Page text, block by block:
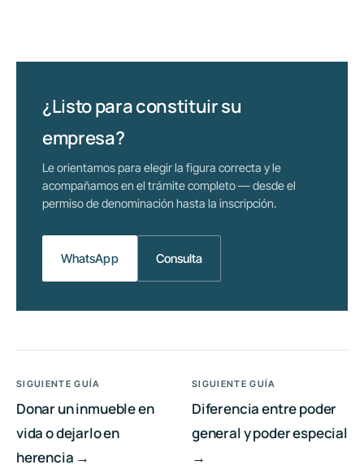
¿Listo para constituir su
empresa?
Le orientamos para elegir la figura correcta y le
acompañamos en el trámite completo — desde el
permiso de denominación hasta la inscripción.
WhatsApp Consulta
SIGUIENTE GUÍA
Donar un inmueble en
vida o dejarlo en
herencia →
SIGUIENTE GUÍA
Diferencia entre poder
general y poder especial
→